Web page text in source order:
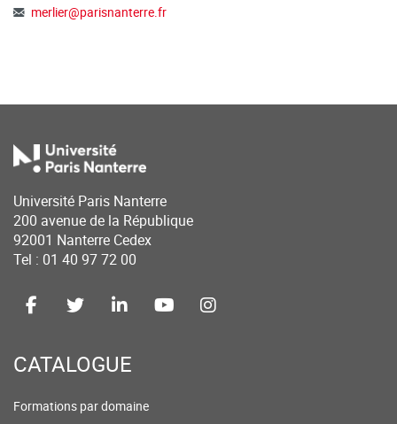
merlier@parisnanterre.fr
Université Paris Nanterre
200 avenue de la République
92001 Nanterre Cedex
Tel : 01 40 97 72 00
CATALOGUE
Formations par domaine